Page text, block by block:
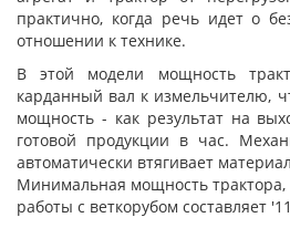
практично, когда речь идет о
отношении к технике.
В этой модели мощность
карданный вал к измельчителю,
мощность - как результат на
готовой продукции в час.
автоматически втягивает
Минимальная мощность трактора,
работы с веткорубом составляет